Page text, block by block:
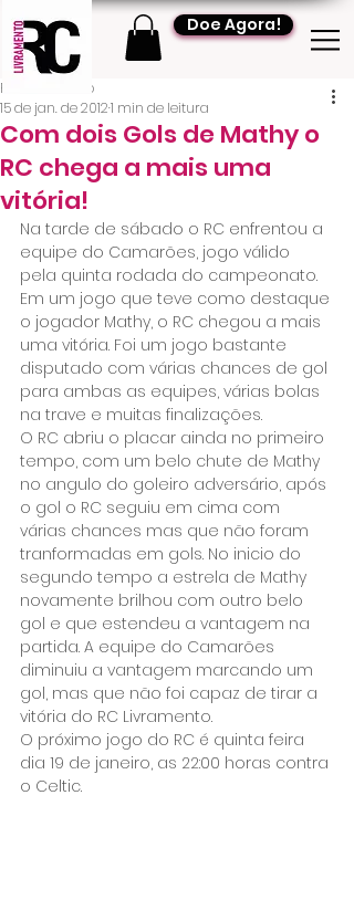
Doe Agora!
Com dois Gols de Mathy o
RC chega a mais uma
vitória!
RC Livramento
15 de jan. de 20121 min de leitura
Na tarde de sábado o RC enfrentou a
equipe do Camarões, jogo válido
pela quinta rodada do campeonato.
Em um jogo que teve como destaque
o jogador Mathy, o RC chegou a mais
uma vitória. Foi um jogo bastante
disputado com várias chances de gol
para ambas as equipes, várias bolas
na trave e muitas finalizações.
O RC abriu o placar ainda no primeiro
tempo, com um belo chute de Mathy
no angulo do goleiro adversário, após
o gol o RC seguiu em cima com
várias chances mas que não foram
tranformadas em gols. No inicio do
segundo tempo a estrela de Mathy
novamente brilhou com outro belo
gol e que estendeu a vantagem na
partida. A equipe do Camarões
diminuiu a vantagem marcando um
gol, mas que não foi capaz de tirar a
vitória do RC Livramento.
O próximo jogo do RC é quinta feira
dia 19 de janeiro, as 22:00 horas contra
o Celtic.